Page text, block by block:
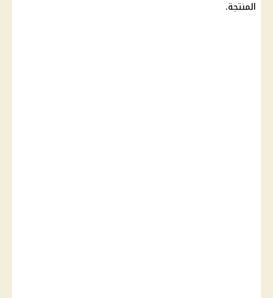
المنتجة.